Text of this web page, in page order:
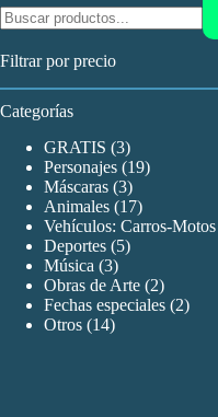
Filtrar por precio
Categorías
GRATIS 33
productos
Personajes 1919
Máscaras 33
productos
Animales 1717
productos
Vehículos: Carros-Motos
Deportes 55
Música 33
productos
Obras de Arte 22
productos
Fechas especiales 22
Otros 1414